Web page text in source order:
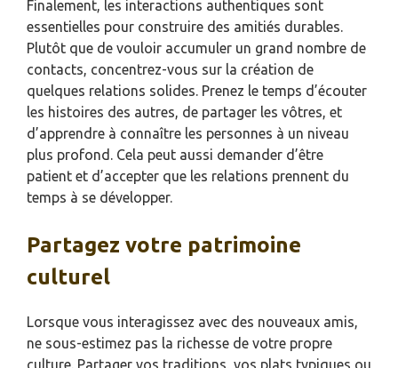
Finalement, les interactions authentiques sont
essentielles pour construire des amitiés durables.
Plutôt que de vouloir accumuler un grand nombre de
contacts, concentrez-vous sur la création de
quelques relations solides. Prenez le temps d’écouter
les histoires des autres, de partager les vôtres, et
d’apprendre à connaître les personnes à un niveau
plus profond. Cela peut aussi demander d’être
patient et d’accepter que les relations prennent du
temps à se développer.
Partagez votre patrimoine
culturel
Lorsque vous interagissez avec des nouveaux amis,
ne sous-estimez pas la richesse de votre propre
culture. Partager vos traditions, vos plats typiques ou